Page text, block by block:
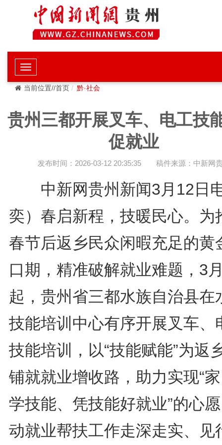
当前位置//首页 黔·社会
贵州三都开展叉车、电工技
促就业
发布时间：2026-03-12 20:35:35 稿件来源：中新网
中新网贵州新闻3月12日
奕）春启新程，技暖民心。为
春节后返乡民众闲暇充足的黄
口期，精准破解就业难题，3
起，贵州省三都水族自治县在
技能培训中心有序开展叉车、
技能培训，以“技能赋能”为返
铺就就业增收路，助力实现“
学技能、凭技能好就业”的心
动就业帮扶工作走深走实、见